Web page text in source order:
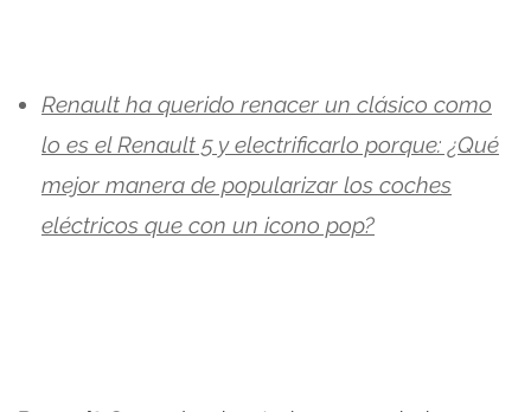
Renault ha querido renacer un clásico como
lo es el Renault 5 y electrificarlo porque: ¿Qué
mejor manera de popularizar los coches
eléctricos que con un icono pop?